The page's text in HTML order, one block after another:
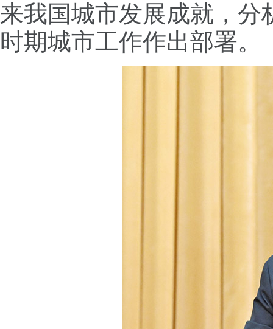
来我国城市发展成就，分
时期城市工作作出部署。